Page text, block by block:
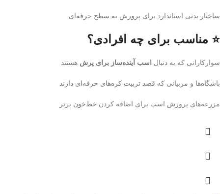
ساختار بدنی استاندارد برای پرورش به سطح حرفه‌ای
⭐ مناسب برای چه افرادی؟
سوارکارانی که به دنبال اسب آینده‌ساز برای پرش هستند
باشگاه‌ها و مربیانی که قصد تربیت کره‌های حرفه‌ای دارند
مزرعه‌های پرورش اسب برای اضافه کردن خط‌خون برتر